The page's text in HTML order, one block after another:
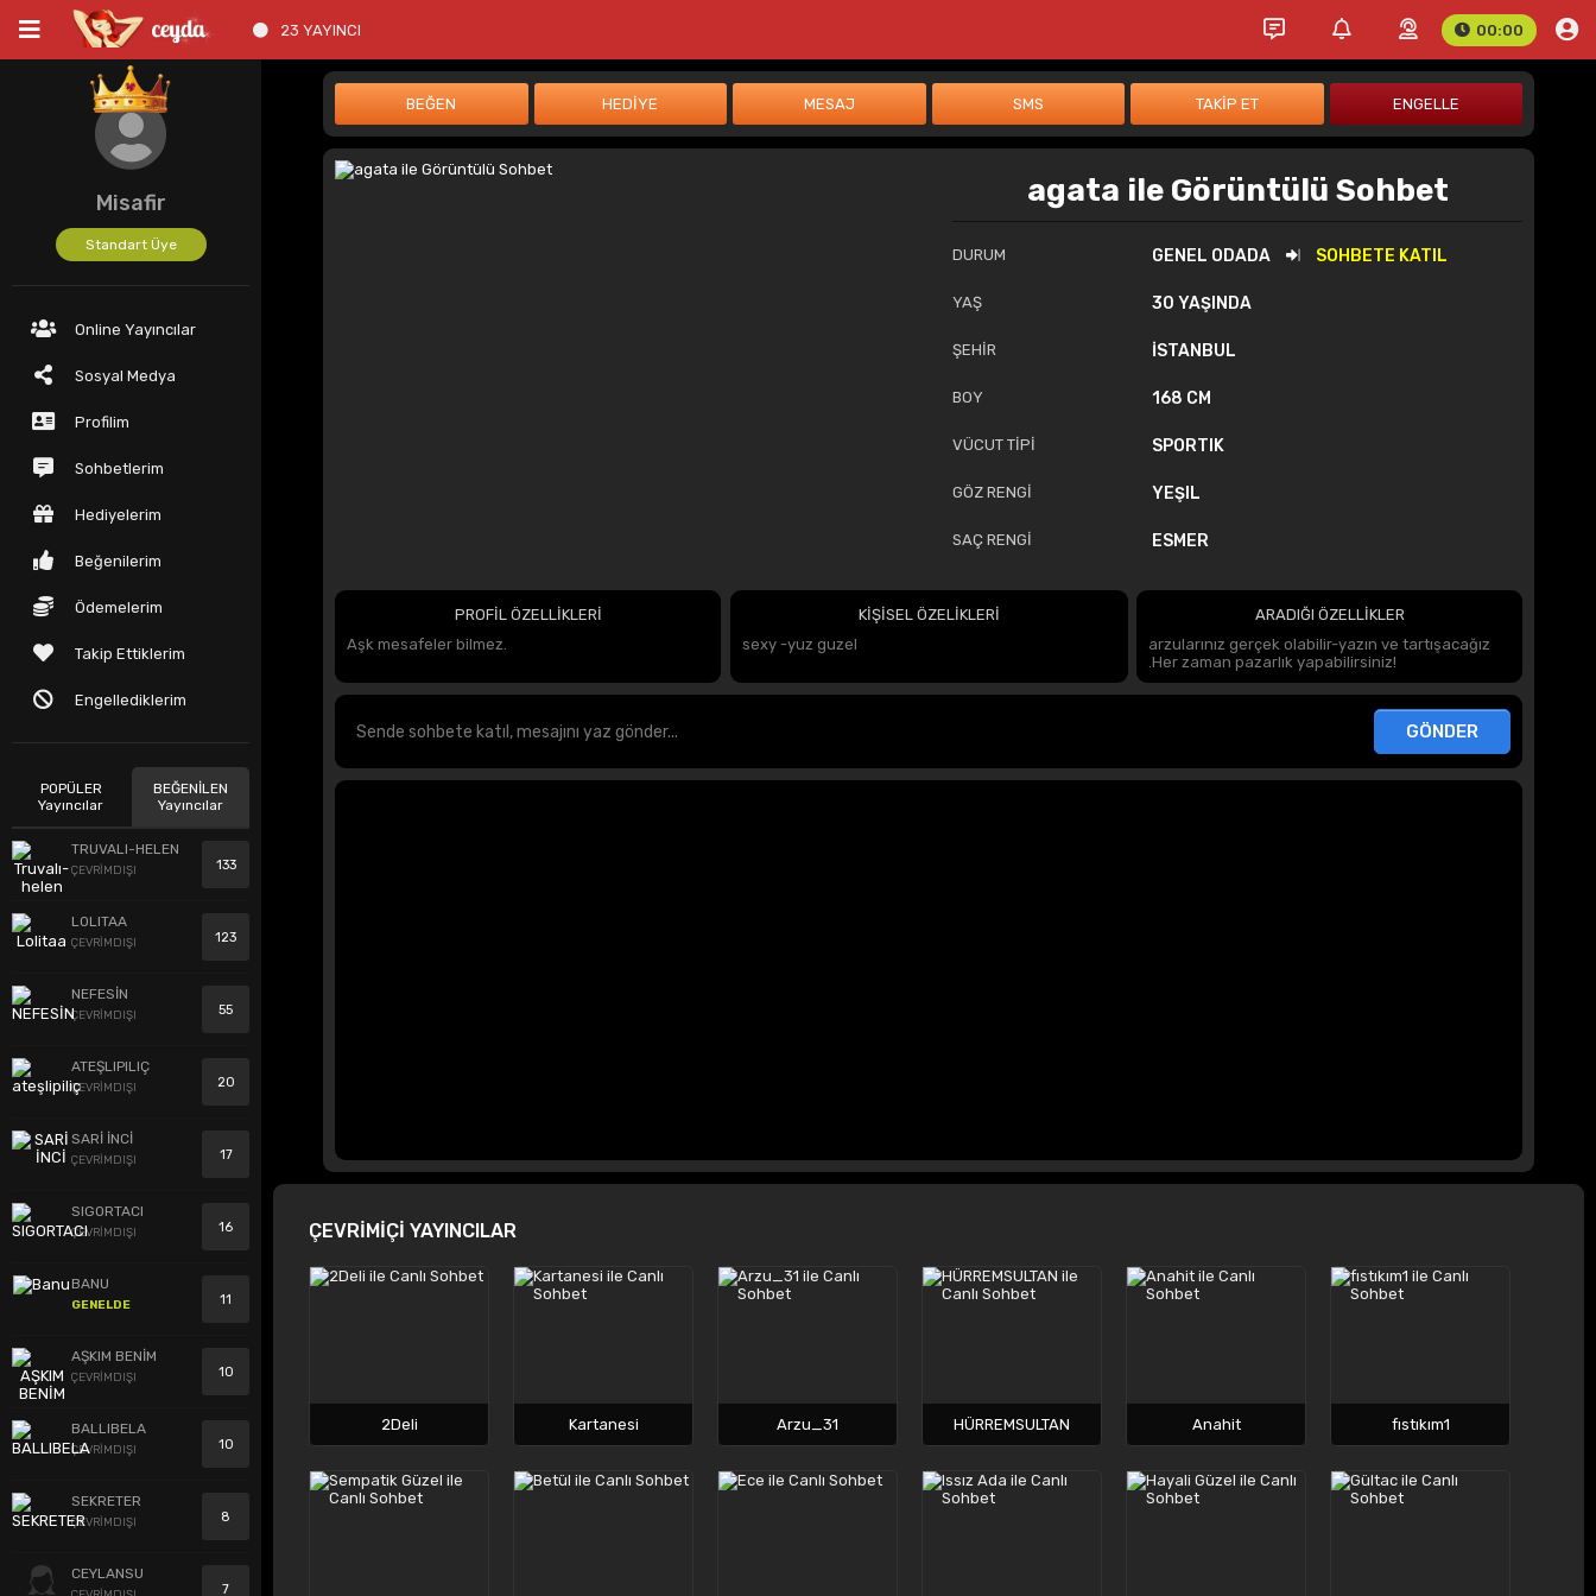
23 YAYINCI 00:00
Misafir
Standart Üye
Online Yayıncılar
Sosyal Medya
Profilim
Sohbetlerim
Hediyelerim
Beğenilerim
Ödemelerim
Takip Ettiklerim
Engellediklerim
POPÜLER
Yayıncılar
BEĞENİLEN
Yayıncılar
TRUVALI-HELEN
ÇEVRİMDIŞI 133
LOLITAA
ÇEVRİMDIŞI 123
NEFESİN
ÇEVRİMDIŞI 55
ATEŞLIPILIÇ
ÇEVRİMDIŞI 20
SARİ İNCİ
ÇEVRİMDIŞI 17
SIGORTACI
ÇEVRİMDIŞI 16
BANU
GENELDE 11
AŞKIM BENİM
ÇEVRİMDIŞI 10
BALLIBELA
ÇEVRİMDIŞI 10
SEKRETER
ÇEVRİMDIŞI 8
CEYLANSU
7
agata ile Görüntülü Sohbet
DURUM GENEL ODADA SOHBETE KATIL
YAŞ 30 YAŞINDA
ŞEHİR İSTANBUL
BOY 168 CM
VÜCUT TİPİ SPORTIK
GÖZ RENGİ YEŞIL
SAÇ RENGİ ESMER
PROFİL ÖZELLİKLERİ
Aşk mesafeler bilmez.
KİŞİSEL ÖZELİKLERİ
sexy -yuz guzel
ARADIĞI ÖZELLİKLER
arzularınız gerçek olabilir-yazın ve tartışacağız
.Her zaman pazarlık yapabilirsiniz!
ÇEVRİMİÇİ YAYINCILAR
2Deli Kartanesi Arzu_31 HÜRREMSULTAN Anahit fıstıkım1